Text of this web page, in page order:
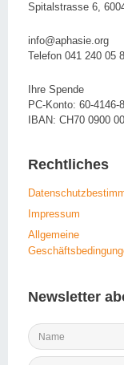
Spitalstrasse 6,
info@aphasie.org
Telefon 041 240 05
Ihre Spende
PC-Konto: 60-4146-8
IBAN: CH70 0900
Rechtliches
Impressum
Allgemeine
Newsletter